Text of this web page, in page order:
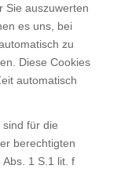
Sie auszuwerten
es uns, bei
zu
Diese Cookies
automatisch
für die
berechtigten
1 S.1 lit. f